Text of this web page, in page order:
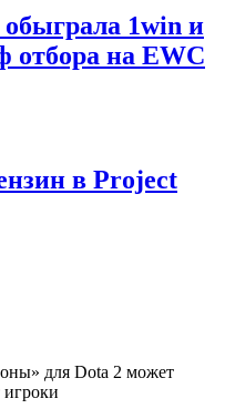
обыграла 1win и
на EWC
в Project
для Dota 2 может